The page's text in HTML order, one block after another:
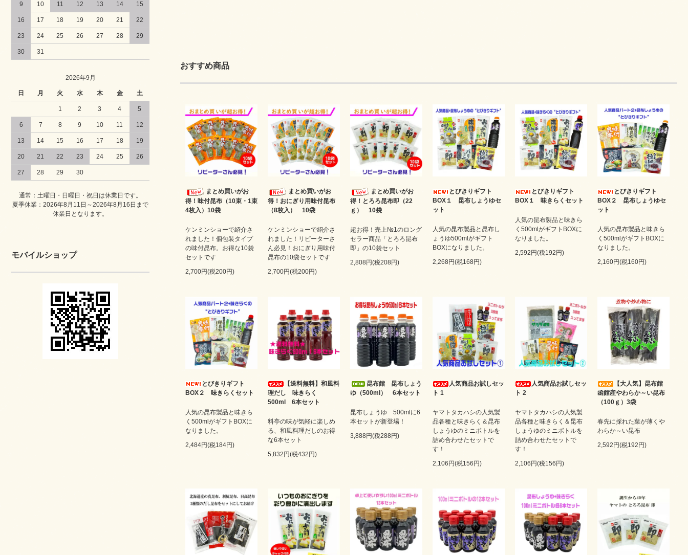
9 10 11 12 13 14 15
16 17 18 19 20 21 22
23 24 25 26 27 28 29
30 31
2026年9月
日 月 火 水 木 金 土
1 2 3 4 5
6 7 8 9 10 11 12
13 14 15 16 17 18 19
20 21 22 23 24 25 26
27 28 29 30
通常：土曜日・日曜日・祝日は休業日です。
夏季休業：2026年8月11日～2026年8月16日まで
休業日となります。
モバイルショップ
おすすめ商品
まとめ買いがお
得！味付昆布（10束・1束
4枚入）10袋
ケンミンショーで紹介さ
れました！個包装タイプ
の味付昆布。お得な10袋
セットです
2,700円(税200円)
まとめ買いがお
得！おにぎり用味付昆布
（8枚入） 10袋
ケンミンショーで紹介さ
れました！リピーターさ
ん必見！おにぎり用味付
昆布の10袋セットです
2,700円(税200円)
まとめ買いがお
得！とろろ昆布即（22
ｇ） 10袋
超お得！売上№1のロング
セラー商品「とろろ昆布
即」の10袋セット
2,808円(税208円)
とびきりギフト
BOX１ 昆布しょうゆセ
ット
人気の昆布製品と昆布し
ょうゆ500mlがギフト
BOXになりました。
2,268円(税168円)
とびきりギフト
BOX１ 味きらくセット
人気の昆布製品と味きら
く500mlがギフトBOXに
なりました。
2,592円(税192円)
とびきりギフト
BOX２ 昆布しょうゆセ
ット
人気の昆布製品と味きら
く500mlがギフトBOXに
なりました。
2,160円(税160円)
とびきりギフト
BOX２ 味きらくセット
人気の昆布製品と味きら
く500mlがギフトBOXに
なりました。
2,484円(税184円)
【送料無料】和風料
理だし 味きらく
500ml 6本セット
料亭の味が気軽に楽しめ
る、和風料理だしのお得
な6本セット
5,832円(税432円)
昆布館 昆布しょう
ゆ（500ml） 6本セット
昆布しょうゆ 500mlに6
本セットが新登場！
3,888円(税288円)
人気商品お試しセッ
ト 1
ヤマトタカハシの人気製
品各種と味きらく＆昆布
しょうゆのミニボトルを
詰め合わせたセットで
す！
2,106円(税156円)
人気商品お試しセッ
ト 2
ヤマトタカハシの人気製
品各種と味きらく＆昆布
しょうゆのミニボトルを
詰め合わせたセットで
す！
2,106円(税156円)
【大人気】昆布館
函館産やわらか～い昆布
（100ｇ）3袋
春先に採れた葉が薄くや
わらか～い昆布
2,592円(税192円)